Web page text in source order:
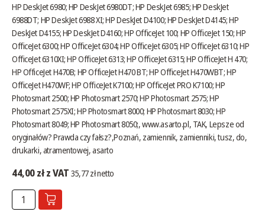
HP DeskJet 6980; HP DeskJet 6980DT; HP DeskJet 6985; HP DeskJet
6988DT; HP DeskJet 6988 XI; HP DeskJet D4100; HP DeskJet D4145; HP
DeskJet D4155; HP DeskJet D4160; HP OfficeJet 100; HP OfficeJet 150; HP
OfficeJet 6300; HP OfficeJet 6304; HP OfficeJet 6305; HP OfficeJet 6310; HP
OfficeJet 6310XI; HP OfficeJet 6313; HP OfficeJet 6315; HP OfficeJet H 470;
HP OfficeJet H470B; HP OfficeJet H470 BT; HP OfficeJet H470WBT; HP
OfficeJet H470WF; HP OfficeJet K7100; HP OfficeJet PRO K7100; HP
Photosmart 2500; HP Photosmart 2570; HP Photosmart 2575; HP
Photosmart 2575XI; HP Photosmart 8000; HP Photosmart 8030; HP
Photosmart 8049; HP Photosmart 8050;,www.asarto.pl, TAK, Lepsze od
oryginałów? Prawda czy fałsz?,Poznań, zamiennik, zamienniki, tusz, do,
drukarki, atramentowej, asarto
44,00 zł z VAT 35,77 zł netto